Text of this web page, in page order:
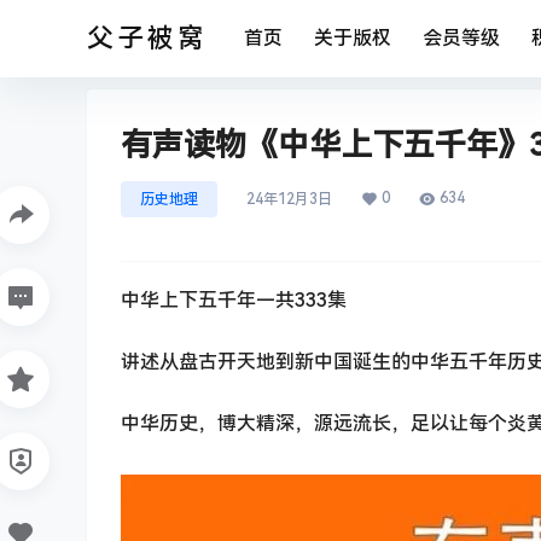
父子被窝 首页 关于版权 会员等级
有声读物《中华上下五千年
历史地理 24年12月3日 0 634
中华上下五千年—共333集
讲述从盘古开天地到新中国诞生的中华五千年历
中华历史，博大精深，源远流长，足以让每个炎